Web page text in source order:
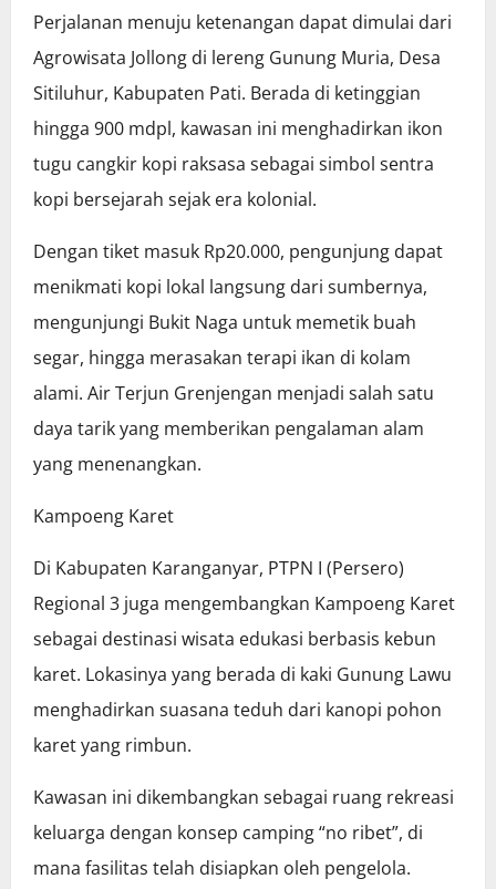
Perjalanan menuju ketenangan dapat dimulai dari
Agrowisata Jollong di lereng Gunung Muria, Desa
Sitiluhur, Kabupaten Pati. Berada di ketinggian
hingga 900 mdpl, kawasan ini menghadirkan ikon
tugu cangkir kopi raksasa sebagai simbol sentra
kopi bersejarah sejak era kolonial.
Dengan tiket masuk Rp20.000, pengunjung dapat
menikmati kopi lokal langsung dari sumbernya,
mengunjungi Bukit Naga untuk memetik buah
segar, hingga merasakan terapi ikan di kolam
alami. Air Terjun Grenjengan menjadi salah satu
daya tarik yang memberikan pengalaman alam
yang menenangkan.
Kampoeng Karet
Di Kabupaten Karanganyar, PTPN I (Persero)
Regional 3 juga mengembangkan Kampoeng Karet
sebagai destinasi wisata edukasi berbasis kebun
karet. Lokasinya yang berada di kaki Gunung Lawu
menghadirkan suasana teduh dari kanopi pohon
karet yang rimbun.
Kawasan ini dikembangkan sebagai ruang rekreasi
keluarga dengan konsep camping “no ribet”, di
mana fasilitas telah disiapkan oleh pengelola.